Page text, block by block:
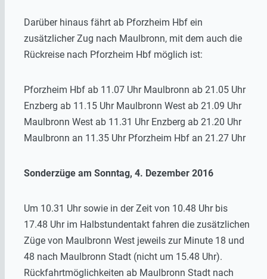
Darüber hinaus fährt ab Pforzheim Hbf ein
zusätzlicher Zug nach Maulbronn, mit dem auch die
Rückreise nach Pforzheim Hbf möglich ist:
Pforzheim Hbf ab 11.07 Uhr Maulbronn ab 21.05 Uhr
Enzberg ab 11.15 Uhr Maulbronn West ab 21.09 Uhr
Maulbronn West ab 11.31 Uhr Enzberg ab 21.20 Uhr
Maulbronn an 11.35 Uhr Pforzheim Hbf an 21.27 Uhr
Sonderzüge am Sonntag, 4. Dezember 2016
Um 10.31 Uhr sowie in der Zeit von 10.48 Uhr bis
17.48 Uhr im Halbstundentakt fahren die zusätzlichen
Züge von Maulbronn West jeweils zur Minute 18 und
48 nach Maulbronn Stadt (nicht um 15.48 Uhr).
Rückfahrtmöglichkeiten ab Maulbronn Stadt nach